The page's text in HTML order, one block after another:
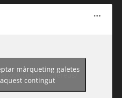
guiadereus/
màrqueting galetes
contingut